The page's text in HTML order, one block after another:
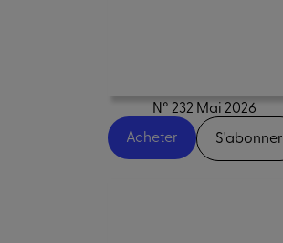
N° 232 Mai 2026
Acheter
S'abonner